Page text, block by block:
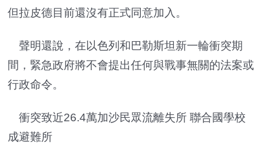
但拉皮德目前還沒有正式同意加入。
聲明還說，在以色列和巴勒斯坦新一輪衝突期
間，緊急政府將不會提出任何與戰事無關的法案或
行政命令。
衝突致近26.4萬加沙民眾流離失所 聯合國學校
成避難所